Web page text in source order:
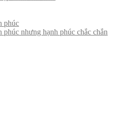
phúc
phúc nhưng hạnh phúc chắc chắn